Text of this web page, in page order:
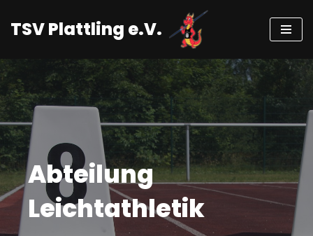
Zum
springen
TSV Plattling e.V.
Abteilung
Leichtathletik